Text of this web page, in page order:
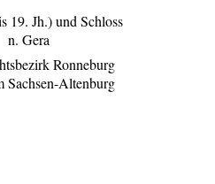
19. Jh.) und Schloss
n. Gera
Ronneburg
Sachsen-Altenburg